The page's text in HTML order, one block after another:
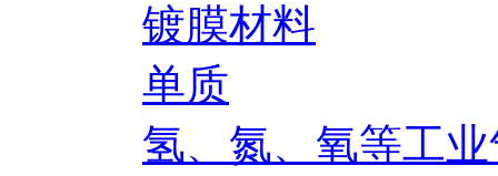
镀膜材料
单质
氢、氮、氧等工